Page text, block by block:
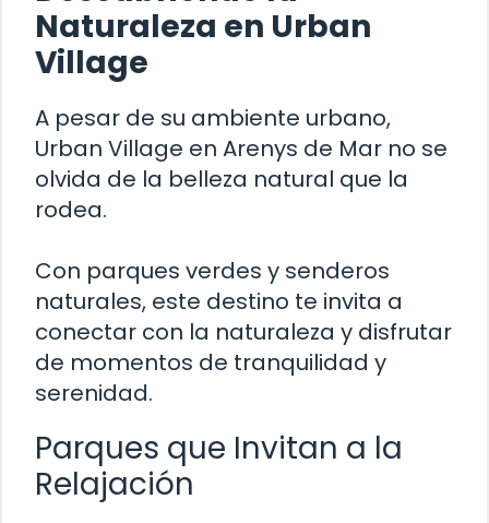
Naturaleza en Urban
Village
A pesar de su ambiente urbano,
Urban Village en Arenys de Mar no se
olvida de la belleza natural que la
rodea.
Con parques verdes y senderos
naturales, este destino te invita a
conectar con la naturaleza y disfrutar
de momentos de tranquilidad y
serenidad.
Parques que Invitan a la
Relajación